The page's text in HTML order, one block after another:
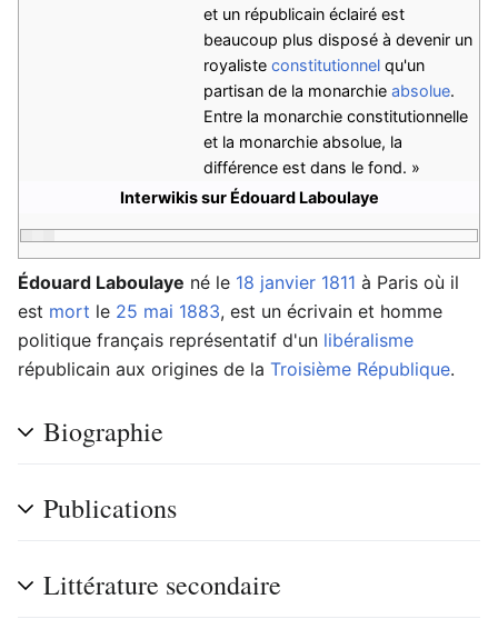
et un républicain éclairé est
beaucoup plus disposé à devenir un
royaliste constitutionnel qu'un
partisan de la monarchie absolue.
Entre la monarchie constitutionnelle
et la monarchie absolue, la
différence est dans le fond. »
Interwikis sur Édouard Laboulaye
Édouard Laboulaye né le 18 janvier 1811 à Paris où il
est mort le 25 mai 1883, est un écrivain et homme
politique français représentatif d'un libéralisme
républicain aux origines de la Troisième République.
Biographie
Publications
Littérature secondaire